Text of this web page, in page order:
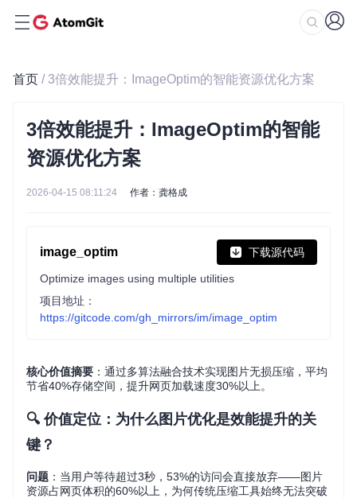
首页 / 3倍效能提升：ImageOptim的智能资源优化方案
3倍效能提升：ImageOptim的智能
资源优化方案
2026-04-15 08:11:24 作者：龚格成
image_optim 下载源代码
Optimize images using multiple utilities
项目地址：
https://gitcode.com/gh_mirrors/im/image_optim
核心价值摘要 ：通过多算法融合技术实现图片无损压缩，平均
节省40%存储空间，提升网页加载速度30%以上。
🔍 价值定位：为什么图片优化是效能提升的关
键？
问题 ：当用户等待超过3秒，53%的访问会直接放弃——图片
资源占网页体积的60%以上，为何传统压缩工具始终无法突破